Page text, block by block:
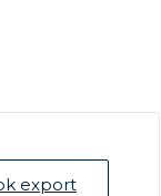
export